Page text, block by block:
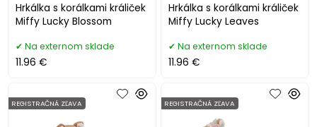
Hrkálka s korálkami králiček
Miffy Lucky Blossom
Na externom sklade
11.96 €
Hrkálka s korálkami králiček
Miffy Lucky Leaves
Na externom sklade
11.96 €
REGISTRAČNÁ ZĽAVA REGISTRAČNÁ ZĽAVA